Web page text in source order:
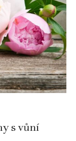
s vůní